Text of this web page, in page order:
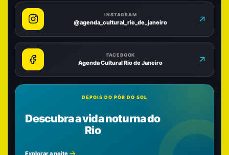
INSTAGRAM
@agenda_cultural_rio_de_janeiro
FACEBOOK
Agenda Cultural Rio de Janeiro
DEPOIS DO PÔR DO SOL
Descubra a vida noturna do
Rio
Explorar a noite